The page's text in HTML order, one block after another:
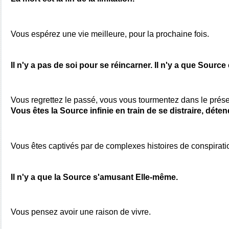
Vous espérez une vie meilleure, pour la prochaine fois.
Il n'y a pas de soi pour se réincarner. Il n'y a que
Vous êtes la Source infinie en train de se distraire,
Vous êtes captivés par de complexes histoires de
Il n'y a que la Source s'amusant Elle-même.
Vous pensez avoir une raison de vivre.